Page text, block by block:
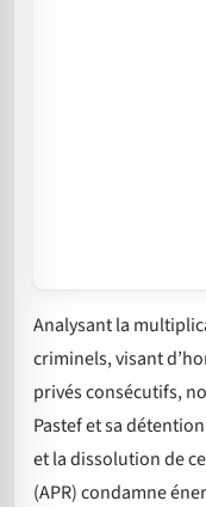
Analysant la
criminels, visant
privés consécutifs,
Pastef et sa
et la dissolution de
(APR) condamne